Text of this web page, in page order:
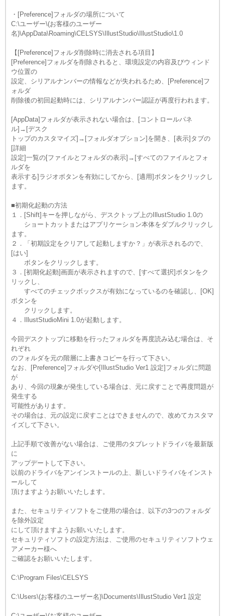
・[Preference]フォルダの場所について
C:\ユーザー\(お客様のユーザー
名)\AppData\Roaming\CELSYS\IllustStudio\IllustStudio\1.0
【[Preference]フォルダ削除時に消去される項目】
[Preference]フォルダを削除されると、環境設定の内容及びウィンド
ウ位置の
設定、シリアルナンバーの情報などが失われるため、[Preference]フ
ォルダ
削除後の初回起動時には、シリアルナンバー認証が再度行われます。
[AppData]フォルダが表示されない場合は、[コントロールパネ
ル]→[デスク
トップのカスタマイズ]→[フォルダオプション]を開き、[表示]タブの
[詳細
設定]一覧の[ファイルとフォルダの表示]→[すべてのファイルとフォ
ルダを
表示する]ラジオボタンを有効にしてから、[適用]ボタンをクリックし
ます。
■初期化起動の方法
１．[Shift]キーを押しながら、デスクトップ上のIllustStudio 1.0の
ショートカットまたはアプリケーション本体をダブルクリックし
ます。
２．「初期設定をクリアして起動しますか？」が表示されるので、
[はい]
ボタンをクリックします。
３．[初期化起動]画面が表示されますので、[すべて選択]ボタンをク
リックし、
すべてのチェックボックスが有効になっているのを確認し、[OK]
ボタンを
クリックします。
４．IllustStudioMini 1.0が起動します。
今回デスクトップに移動を行ったフォルダを再度読み込む場合は、そ
れぞれ
のフォルダを元の階層に上書きコピーを行って下さい。
なお、[Preference]フォルダや[IllustStudio Ver1 設定]フォルダに問題
が
あり、今回の現象が発生している場合は、元に戻すことで再度問題が
発生する
可能性があります。
その場合は、元の設定に戻すことはできませんので、改めてカスタマ
イズして下さい。
上記手順で改善がない場合は、ご使用のタブレットドライバを最新版
に
アップデートして下さい。
以前のドライバをアンインストールの上、新しいドライバをインスト
ールして
頂けますようお願いいたします。
また、セキュリティソフトをご使用の場合は、以下の3つのフォルダ
を除外設定
にして頂けますようお願いいたします。
セキュリティソフトの設定方法は、ご使用のセキュリティソフトウェ
アメーカー様へ
ご確認をお願いいたします。
C:\Program Files\CELSYS
C:\Users\(お客様のユーザー名)\Documents\IllustStudio Ver1 設定